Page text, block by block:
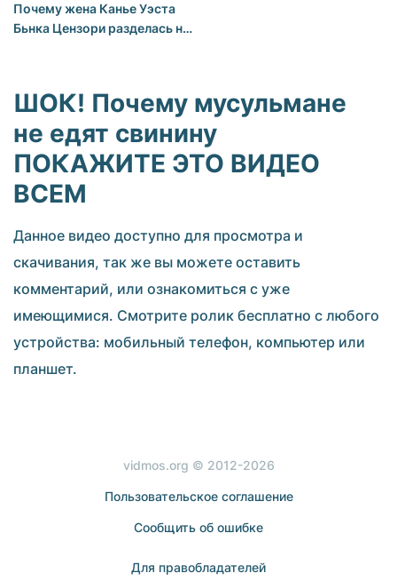
Почему жена Канье Уэста
Бьнка Цензори разделась на
2025?
ШОК! Почему мусульмане
не едят свинину
ПОКАЖИТЕ ЭТО ВИДЕО
ВСЕМ
Данное видео доступно для просмотра и
скачивания, так же вы можете оставить
комментарий, или ознакомиться с уже
имеющимися. Смотрите ролик бесплатно с любого
устройства: мобильный телефон, компьютер или
планшет.
vidmos.org © 2012-2026
Пользовательское соглашение
Сообщить об ошибке
Для правобладателей